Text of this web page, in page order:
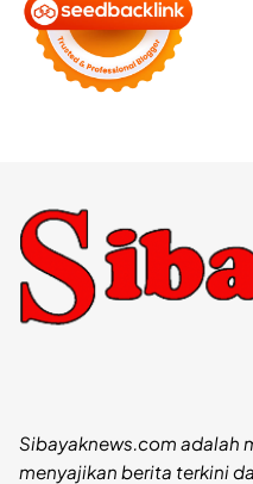
Sibayaknews.com adalah
menyajikan berita terkini